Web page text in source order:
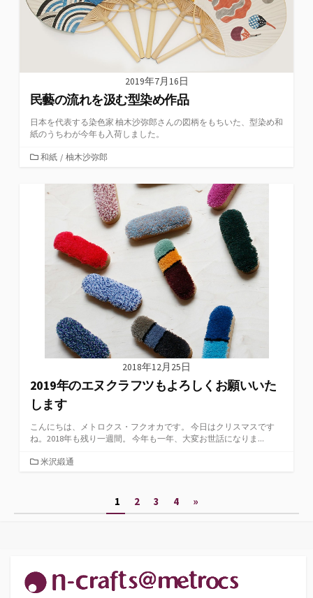
2019年7月16日
民藝の流れを汲む型染め作品
日本を代表する染色家 柚木沙弥郎さんの図柄をもちいた、型染め和
紙のうちわが今年も入荷しました。
カ
ゴ
和紙 / 柚木沙弥郎
2018年12月25日
2019年のエヌクラフツもよろしくお願いいた
します
こんにちは、メトロクス・フクオカです。 今日はクリスマスです
ね。2018年も残り一週間。 今年も一年、大変お世話になりま...
カ
ー
米沢緞通
ペ
1 2 3 4 »